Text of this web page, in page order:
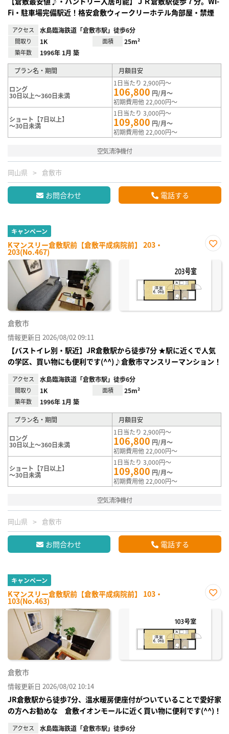
Fi・駐車場完備駅近！格安倉敷ウィークリーホテル角部屋・禁煙
アクセス 水島臨海鉄道「倉敷市駅」徒歩6分
間取り 1K 面積 25m²
築年数 1996年 1月 築
プラン名・期間 月額目安
ロング
30日以上～360日未満
1日当たり 2,900円～
106,800 円/月～
初期費用他 22,000円～
ショート【7日以上】
～30日未満
1日当たり 3,000円～
109,800 円/月～
初期費用他 22,000円～
空気清浄機付
岡山県 倉敷市
お問合わせ 電話する
キャンペーン
Kマンスリー倉敷駅前【倉敷平成病院前】 203・
203(No.467)
に入
倉敷市
情報更新日 2026/08/02 09:11
【バストイレ別・駅近】JR倉敷駅から徒歩7分 ★駅に近くで人気
の学区、買い物にも便利です(^^)♪倉敷市マンスリーマンション！
アクセス 水島臨海鉄道「倉敷市駅」徒歩6分
間取り 1K 面積 25m²
築年数 1996年 1月 築
プラン名・期間 月額目安
ロング
30日以上～360日未満
1日当たり 2,900円～
106,800 円/月～
初期費用他 22,000円～
ショート【7日以上】
～30日未満
1日当たり 3,000円～
109,800 円/月～
初期費用他 22,000円～
空気清浄機付
岡山県 倉敷市
お問合わせ 電話する
キャンペーン
Kマンスリー倉敷駅前【倉敷平成病院前】 103・
103(No.463)
に入
倉敷市
情報更新日 2026/08/02 10:14
JR倉敷駅から徒歩7分、温水暖房便座付がついていることで愛好家
の方へお勧めな 倉敷イオンモールに近く買い物に便利です(^^)！
アクセス 水島臨海鉄道「倉敷市駅」徒歩6分